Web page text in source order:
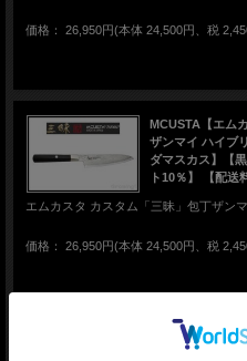
価格： 26,950円(本体 24,500円、税
MCUSTA【エム
ザンマイ ハイブ
ダマスカス】【
ト10％】 【配送
エムカスタ カスタム「三昧」包丁ザン
価格： 26,950円(本体 24,500円、税
MCUSTA【エム